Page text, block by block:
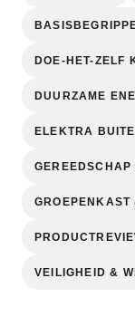
DOE-HET-ZELF
DUURZAME
ELEKTRA
VEILIGHEID &